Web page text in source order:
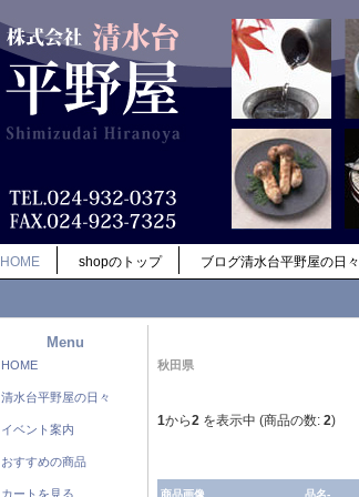
HOME shopのトップ ブログ清水台平野屋の日々
Menu
HOME
清水台平野屋の日々
イベント案内
おすすめの商品
カートを見る
秋田県
1から2 を表示中 (商品の数: 2)
商品画像 品名-